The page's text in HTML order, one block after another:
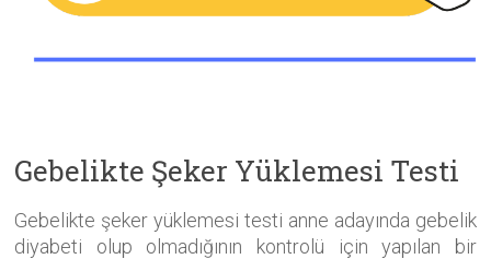
Gebelikte Şeker Yüklemesi Testi
Gebelikte şeker yüklemesi testi anne adayında gebelik
diyabeti olup olmadığının kontrolü için yapılan bir